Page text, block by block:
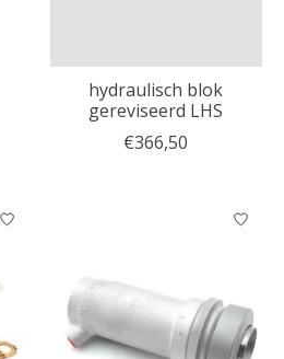
hydraulisch blok
gereviseerd LHS
€366,50